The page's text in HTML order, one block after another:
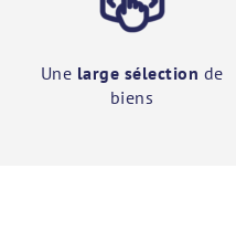
Une large sélection de
biens